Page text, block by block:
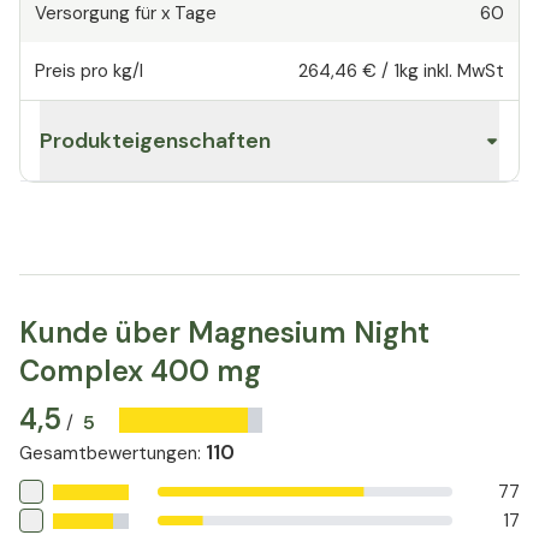
Versorgung für x Tage 60
Preis pro kg/l 264,46 € / 1kg inkl. MwSt
Produkteigenschaften
Kunde über Magnesium Night
Complex 400 mg
4,5 / 5
Gesamtbewertungen: 110
77
17